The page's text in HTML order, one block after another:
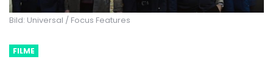
Bild: Universal / Focus Features
FILME